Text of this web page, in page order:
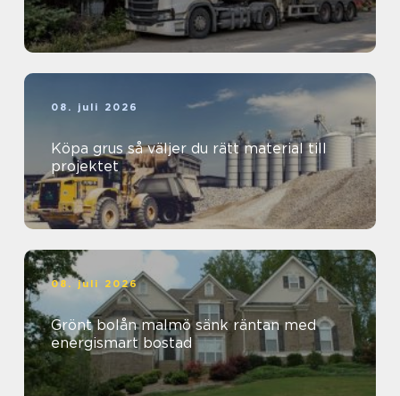
08. juli 2026
Köpa grus så väljer du rätt material till
projektet
08. juli 2026
Grönt bolån malmö sänk räntan med
energismart bostad